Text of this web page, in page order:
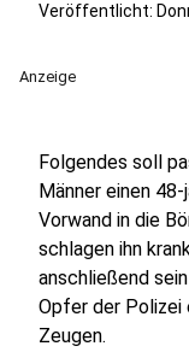
Veröffentlicht:
Anzeige
Folgendes soll
Männer einen
Vorwand in die
schlagen ihn
anschließend
Opfer der
Zeugen.